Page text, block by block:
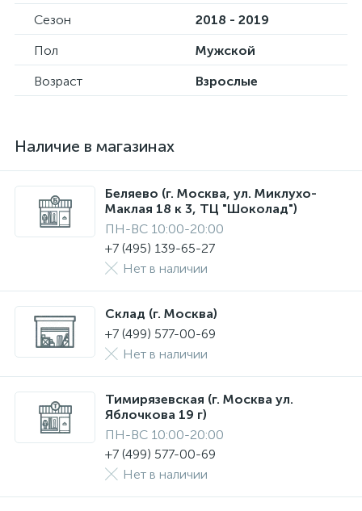
Сезон
2018 - 2019
Пол
Мужской
Возраст
Взрослые
Наличие в магазинах
Беляево (г. Москва, ул. Миклухо-
Маклая 18 к 3, ТЦ "Шоколад")
ПН-ВС 10:00-20:00
+7 (495) 139-65-27
Нет в наличии
Склад (г. Москва)
+7 (499) 577-00-69
Нет в наличии
Тимирязевская (г. Москва ул.
Яблочкова 19 г)
ПН-ВС 10:00-20:00
+7 (499) 577-00-69
Нет в наличии